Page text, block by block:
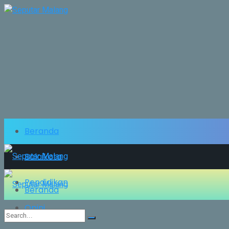
Beranda
Balaikota
Pendidikan
Opini
Beranda
Balaikota